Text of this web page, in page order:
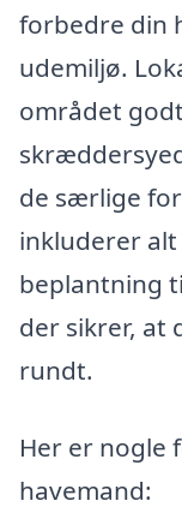
forbedre din
udemiljø.
området
de særlige
inkluderer
beplantning
der sikrer, at
rundt.
Her er nogle
havemand: